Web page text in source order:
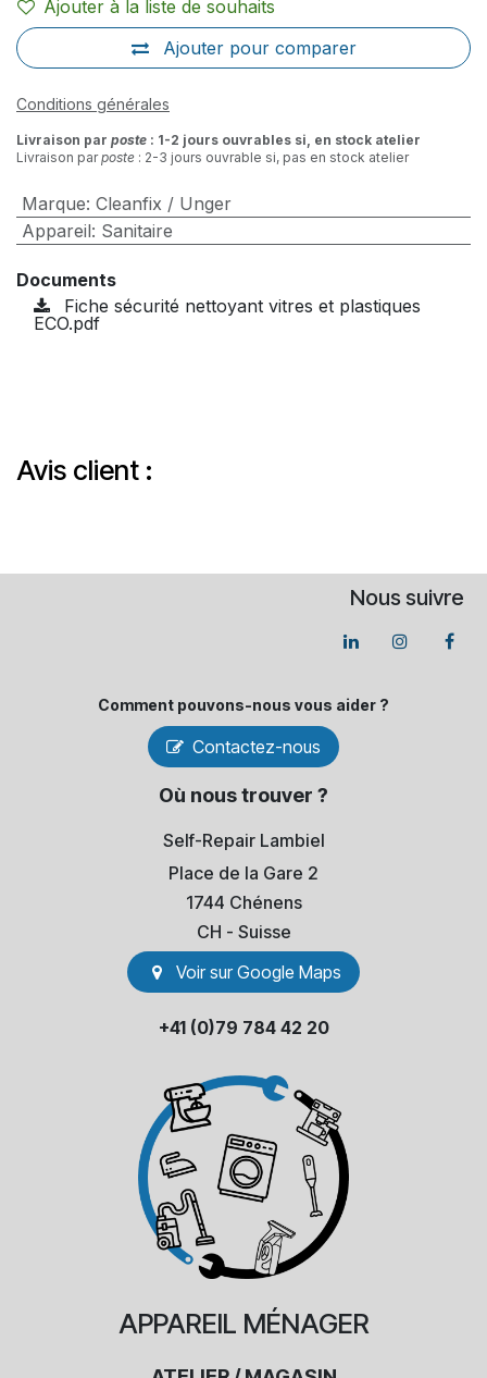
Ajouter pour comparer
Ajouter à la liste de souhaits
Conditions générales
Livraison par poste : 1-2 jours ouvrables si, en stock atelier
Livraison parposte : 2-3 jours ouvrable si, pas en stock atelier
Marque: Cleanfix / Unger
Appareil: Sanitaire
Documents
Fiche sécurité nettoyant vitres et plastiques
ECO.pdf
Avis client :
Nous suivre
Comment pouvons-​nous vous aider ?
Contactez-nous
Où nous trouver ?
Self-Repair Lambiel
Place de la Gare 2
1744 Chénens
​CH - Suisse
Voir sur Go​​ogle Maps
+41 (0)79 784 42 20
APPAREIL MÉNAGER